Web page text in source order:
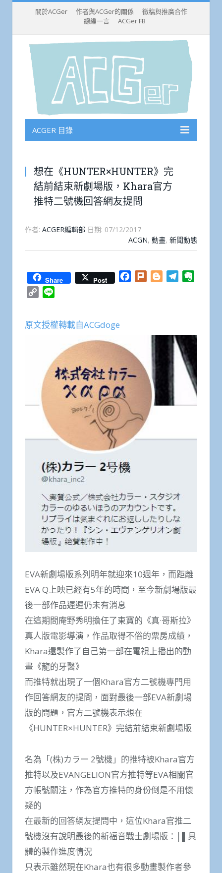
關於ACGer 作者與ACGer的關係
徵稿與推廣合作
總編一言
ACGer FB
ACGER 目錄
想在《HUNTER×HUNTER》完
結前結束新劇場版，Khara官方
推特二號機回答網友提問
作者: ACGER編輯部 日期: 07/12/2017
ACGN, 動畫, 新聞動態
Share Post Facebook
Plurk BloggerTelegram
Copy
原文授權轉載自ACGdoge
EVA新劇場版系列明年就迎來10週年，而距離
EVA Q上映已經有5年的時間，至今新劇場版最
後一部作品遲遲仍未有消息
在這期間庵野秀明擔任了東寶的《真·哥斯拉》
真人版電影導演，作品取得不俗的票房成績，
Khara還製作了自己第一部在電視上播出的動
畫《龍的牙醫》
而推特就出現了一個Khara官方二號機專門用
作回答網友的提問，面對最後一部EVA新劇場
版的問題，官方二號機表示想在
《HUNTER×HUNTER》完結前結束新劇場版
名為「(株)カラー 2號機」的推特被Khara官方
推特以及EVANGELION官方推特等EVA相關官
方帳號關注，作為官方推特的身份倒是不用懷
疑的
在最新的回答網友提問中，這位Khara官推二
號機沒有說明最後的新福音戰士劇場版：│▌具
體的製作進度情況
只表示雖然現在Khara也有很多動畫製作者參